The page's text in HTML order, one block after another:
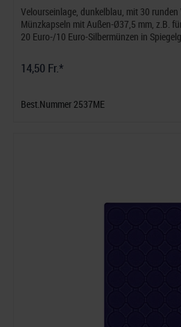
Velourseinlage, dunkelblau, mit 30
Münzkapseln mit Außen-Ø37,5 mm, z.B.
20 Euro-/10 Euro-Silbermünzen in
14,50 Fr.*
Best.Nummer 2537ME